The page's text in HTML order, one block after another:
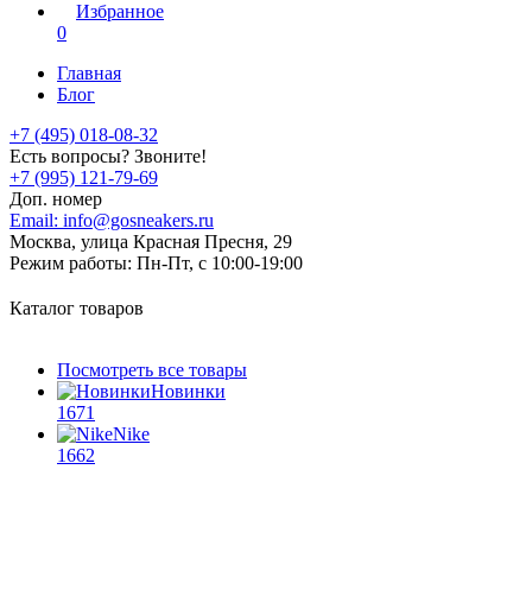
Избранное
0
Главная
Блог
+7 (495) 018-08-32
Есть вопросы? Звоните!
+7 (995) 121-79-69
Доп. номер
Email: info@gosneakers.ru
Москва, улица Красная Пресня, 29
Режим работы: Пн-Пт, с 10:00-19:00
Каталог товаров
Посмотреть все товары
Новинки
1671
Nike
1662